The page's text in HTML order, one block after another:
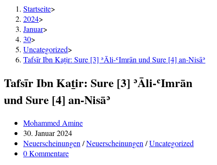
Startseite>
2024>
Januar>
30>
Uncategorized>
Tafsīr Ibn Kaṯir: Sure [3] ʾĀli-ʿImrān und Sure [4] an-Nisāʾ
Tafsīr Ibn Kaṯir: Sure [3] ʾĀli-ʿImrān
und Sure [4] an-Nisāʾ
Beitrags-
Autor:
Mohammed Amine
Beitrag
veröffentlicht:
30. Januar 2024
Beitrags-
Kategorie:
Neuerscheinungen /Neuerscheinungen /Uncategorized
Beitrags-
0 Kommentare